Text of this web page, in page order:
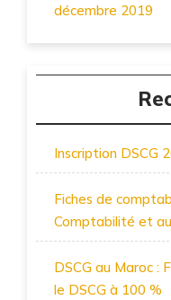
décembre 2019
Inscription DSCG
Fiches de
Comptabilité et
DSCG au Maroc :
le DSCG à 100 %